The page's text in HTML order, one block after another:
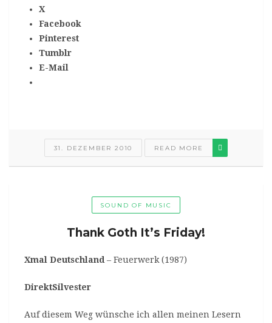
X
Facebook
Pinterest
Tumblr
E-Mail
31. DEZEMBER 2010 READ MORE
SOUND OF MUSIC
Thank Goth It’s Friday!
Xmal Deutschland – Feuerwerk (1987)
DirektSilvester
Auf diesem Weg wünsche ich allen meinen Lesern